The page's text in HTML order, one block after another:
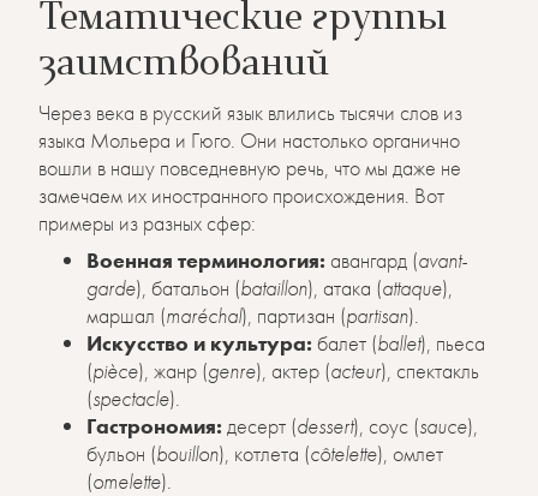
Тематические группы
заимствований
Через века в русский язык влились тысячи слов из
языка Мольера и Гюго. Они настолько органично
вошли в нашу повседневную речь, что мы даже не
замечаем их иностранного происхождения. Вот
примеры из разных сфер:
Военная терминология: авангард (avant-
garde), батальон (bataillon), атака (attaque),
маршал (maréchal), партизан (partisan).
Искусство и культура: балет (ballet), пьеса
(pièce), жанр (genre), актер (acteur), спектакль
(spectacle).
Гастрономия: десерт (dessert), соус (sauce),
бульон (bouillon), котлета (côtelette), омлет
(omelette).